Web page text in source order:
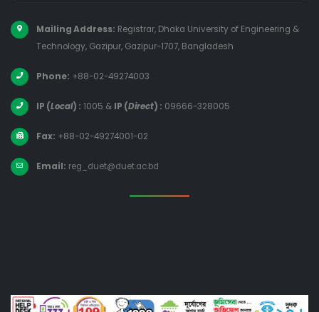
Mailing Address: Registrar, Dhaka University of Engineering &
Technology, Gazipur, Gazipur-1707, Bangladesh
Phone: +88-02-49274003
IP (Local) : 1005 & IP (Direct) : 09666-328005
Fax: +88-02-49274001-02
Email: reg_duet@duet.ac.bd